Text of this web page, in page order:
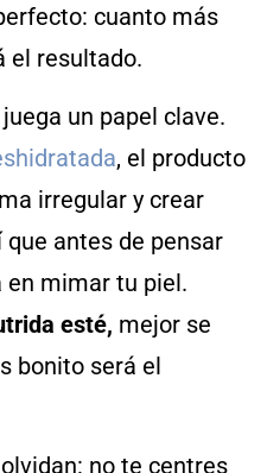
cuanto más
el resultado.
un papel clave.
, el producto
irregular y crear
antes de pensar
en mimar tu piel.
esté, mejor se
bonito será el
no te centres